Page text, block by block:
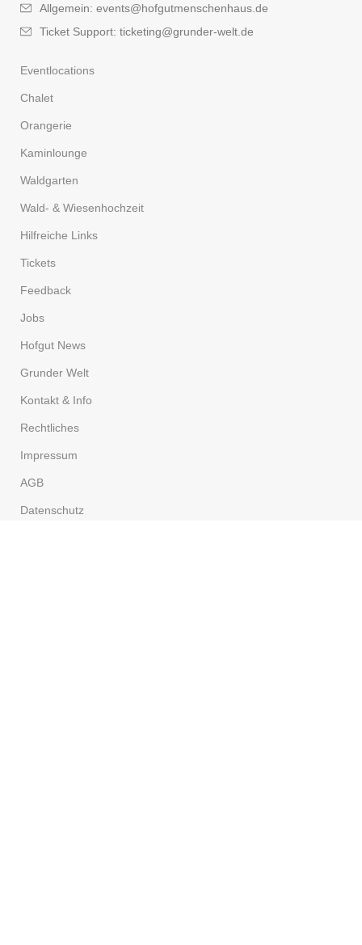
Allgemein: events@hofgutmenschenhaus.de
Ticket Support: ticketing@grunder-welt.de
Eventlocations
Chalet
Orangerie
Kaminlounge
Waldgarten
Wald- & Wiesenhochzeit
Hilfreiche Links
Tickets
Feedback
Jobs
Hofgut News
Grunder Welt
Kontakt & Info
Rechtliches
Impressum
AGB
Datenschutz